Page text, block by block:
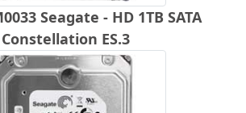
Seagate - HD 1TB SATA
Constellation ES.3